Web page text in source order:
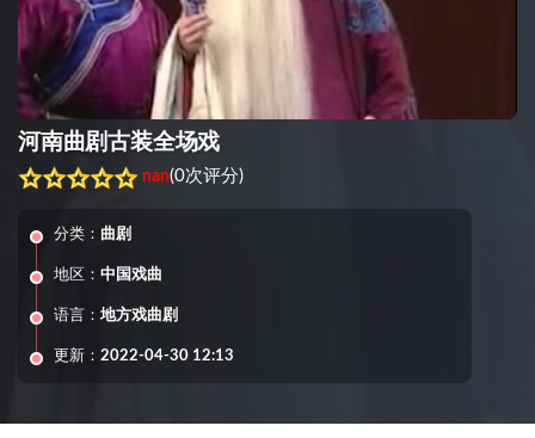
河南曲剧古装全场戏
nan(0次评分)
分类： 曲剧
地区： 中国戏曲
语言： 地方戏曲剧
更新： 2022-04-30 12:13